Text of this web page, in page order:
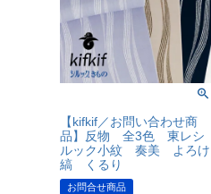
【kifkif／お問い合わせ商
品】反物 全3色 東レシ
ルック小紋 奏美 よろけ
縞 くるり
お問合せ商品